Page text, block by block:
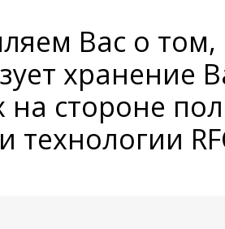
Вас о
хранение
стороне